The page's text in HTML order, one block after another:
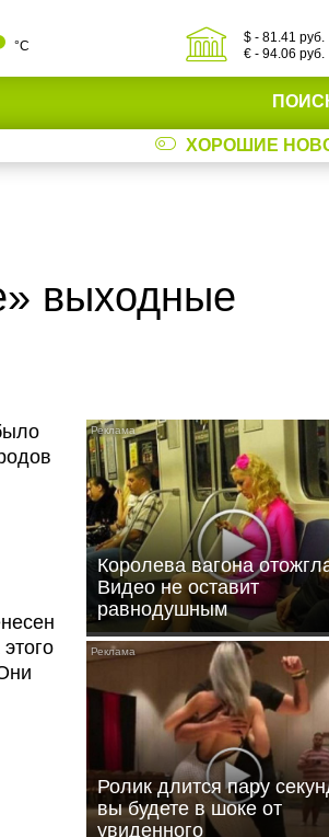
°С
$ - 81.41 руб.
€ - 94.06 руб.
ХОРОШИЕ
выходные
Королева вагона
Видео не оставит
равнодушным
Ролик длится пару
вы будете в шоке от
увиденного